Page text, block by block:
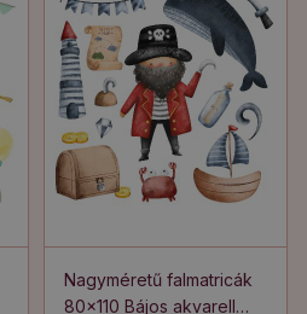
Nagyméretű falmatricák
80x110 Bájos akvarell